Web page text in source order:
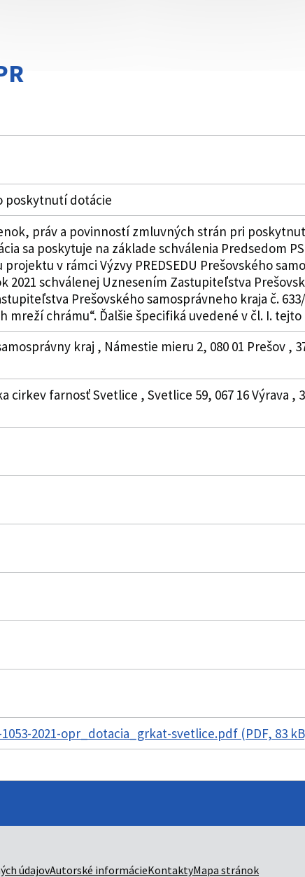
poskytnutí dotácie
práv a povinností zmluvných strán pri
sa poskytuje na základe schválenia Predsedom
v rámci Výzvy PREDSEDU Prešovského
schválenej Uznesením Zastupiteľstva
Prešovského samosprávneho kraja č.
mreží chrámu“. Ďalšie špecifiká uvedené v čl. I. tejto
kraj , Námestie mieru 2, 080 01 Prešov ,
farnosť Svetlice , Svetlice 59, 067 16 Výrava ,
2021-opr_dotacia_grkat-svetlice.pdf (PDF, 83
údajovAutorské informácieKontaktyMapa stránok